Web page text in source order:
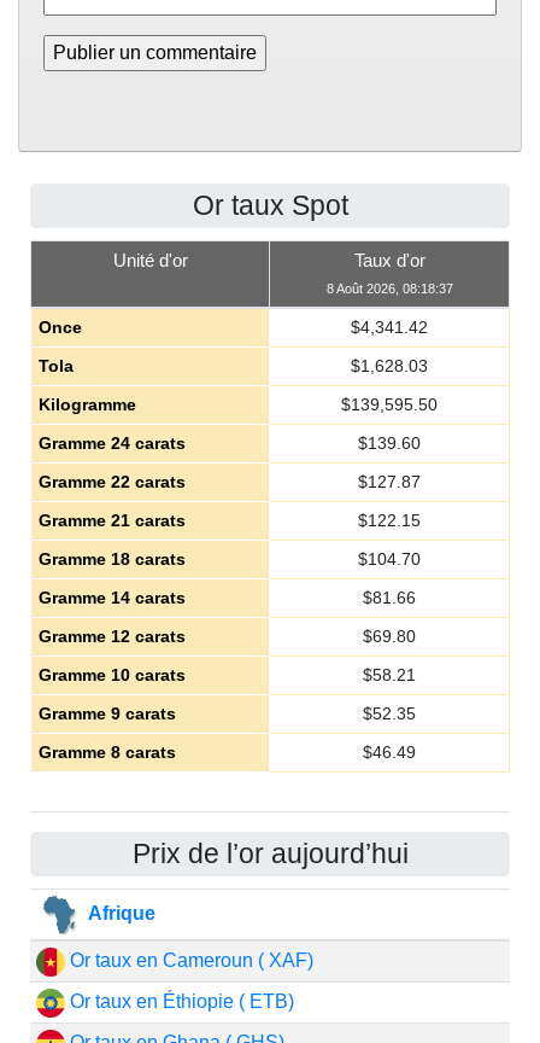
Or taux Spot
Unité d'or Taux d'or
8 Août 2026, 08:18:37
Once $4,341.42
Tola
$1,628.03
Kilogramme
$139,595.50
Gramme 24 carats
$139.60
Gramme 22 carats
$127.87
Gramme 21 carats
$122.15
Gramme 18 carats
$104.70
Gramme 14 carats
$81.66
Gramme 12 carats
$69.80
Gramme 10 carats
$58.21
Gramme 9 carats
$52.35
Gramme 8 carats
$46.49
Prix de l’or aujourd’hui
Afrique
Or taux en Cameroun ( XAF)
Or taux en Éthiopie ( ETB)